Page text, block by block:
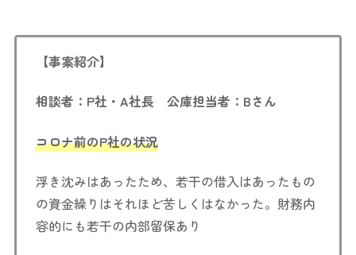
【事案紹介】
相談者：P社・A社長 公庫担当者：Bさん
コロナ前のP社の状況
浮き沈みはあったため、若干の借入はあったもの
の資金繰りはそれほど苦しくはなかった。財務内
容的にも若干の内部留保あり